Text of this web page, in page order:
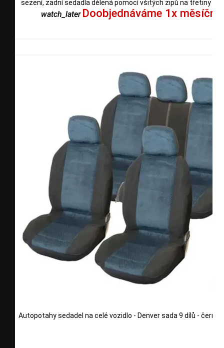
sezení, zadní sedadla dělená pomocí všitých zipů na třetiny i
watch_later Doobjednáváme 1x měsíčně
Autopotahy sedadel na celé vozidlo - Denver sada 9 dílů - černé